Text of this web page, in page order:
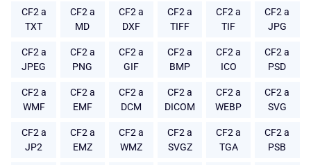
CF2 a
TXT
CF2 a
MD
CF2 a
DXF
CF2 a
TIFF
CF2 a
TIF
CF2 a
JPG
CF2 a
JPEG
CF2 a
PNG
CF2 a
GIF
CF2 a
BMP
CF2 a
ICO
CF2 a
PSD
CF2 a
WMF
CF2 a
EMF
CF2 a
DCM
CF2 a
DICOM
CF2 a
WEBP
CF2 a
SVG
CF2 a
JP2
CF2 a
EMZ
CF2 a
WMZ
CF2 a
SVGZ
CF2 a
TGA
CF2 a
PSB